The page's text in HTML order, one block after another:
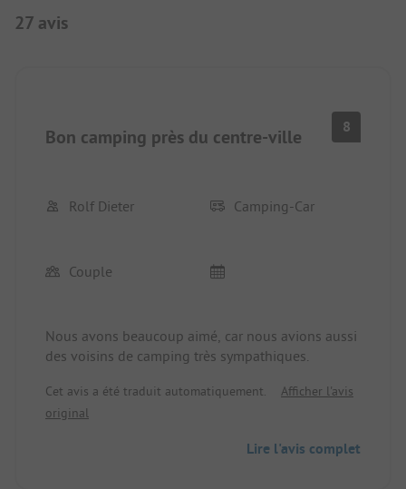
27 avis
Bon camping près du centre-ville 8
Rolf Dieter Camping-Car
Couple
Nous avons beaucoup aimé, car nous avions aussi
des voisins de camping très sympathiques.
Cet avis a été traduit automatiquement.
Afficher l'avis
original
Lire l'avis complet